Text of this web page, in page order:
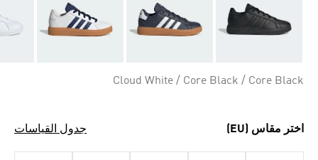
Cloud White / Core Black / Core Black
اختر مقاس (EU) جدول القياسات